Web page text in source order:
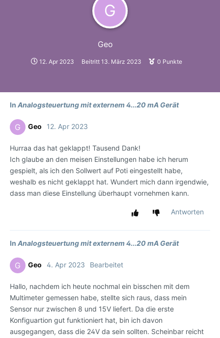
G
Geo
12. Apr 2023 Beitritt 13. März 2023 0 Punkte
In Analogsteuertung mit externem 4...20 mA Gerät
G Geo 12. Apr 2023
Hurraa das hat geklappt! Tausend Dank!
Ich glaube an den meisen Einstellungen habe ich herum
gespielt, als ich den Sollwert auf Poti eingestellt habe,
weshalb es nicht geklappt hat. Wundert mich dann irgendwie,
dass man diese Einstellung überhaupt vornehmen kann.
Antworten
In Analogsteuertung mit externem 4...20 mA Gerät
G Geo 4. Apr 2023 Bearbeitet
Hallo, nachdem ich heute nochmal ein bisschen mit dem
Multimeter gemessen habe, stellte sich raus, dass mein
Sensor nur zwischen 8 und 15V liefert. Da die erste
Konfiguartion gut funktioniert hat, bin ich davon
ausgegangen, dass die 24V da sein sollten. Scheinbar reicht